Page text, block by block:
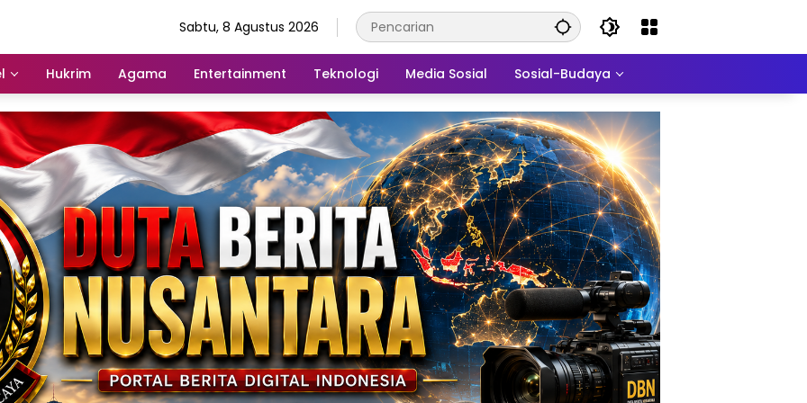
Sabtu, 8 Agustus 2026
Hukrim Agama Entertainment Teknologi Media Sosial Sosial-Budaya